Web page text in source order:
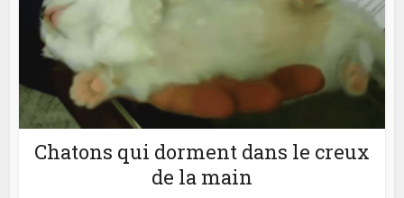
Chatons qui dorment dans le creux
de la main